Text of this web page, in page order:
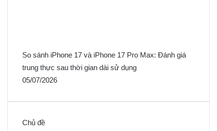
So sánh iPhone 17 và iPhone 17 Pro Max: Đánh giá
trung thực sau thời gian dài sử dụng
05/07/2026
Chủ đề